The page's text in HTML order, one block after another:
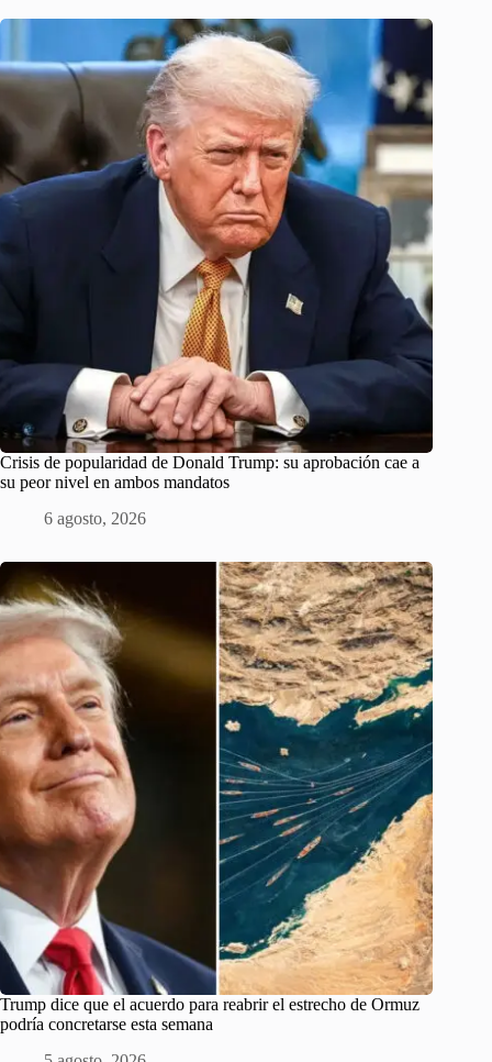
Crisis de popularidad de Donald Trump: su aprobación cae a
su peor nivel en ambos mandatos
6 agosto, 2026
Trump dice que el acuerdo para reabrir el estrecho de Ormuz
podría concretarse esta semana